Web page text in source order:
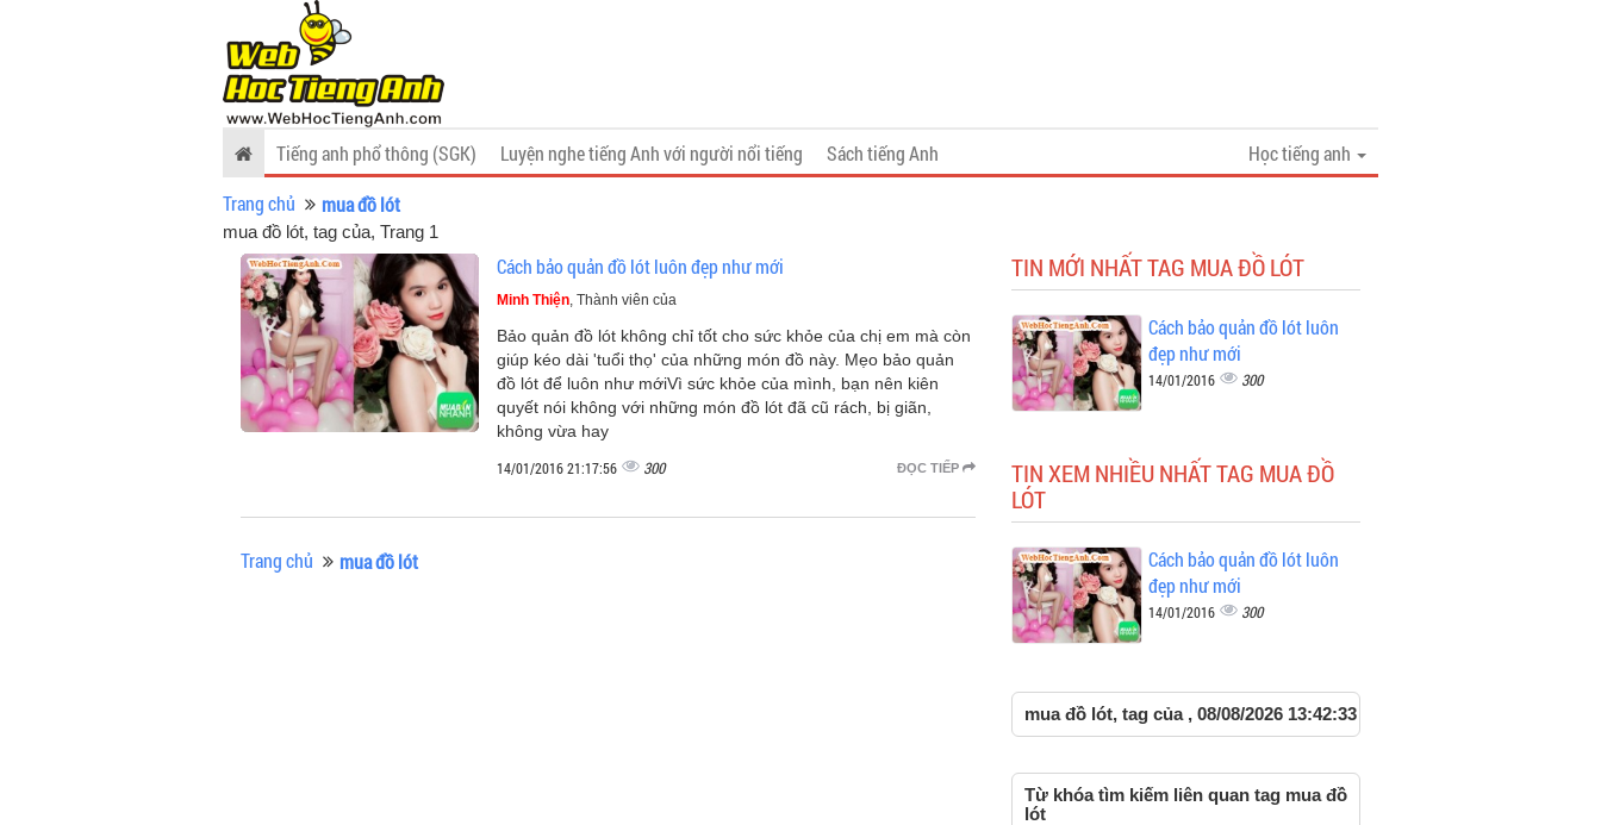
Tiếng anh phổ thông (SGK) Luyện nghe tiếng Anh với người nổi tiếng Sách tiếng Anh
Học tiếng anh
Trang chủ
mua đồ lót
mua đồ lót, tag của, Trang 1
Cách bảo quản đồ lót luôn đẹp như mới
Minh Thiện, Thành viên của
Bảo quản đồ lót không chỉ tốt cho sức khỏe của chị em mà còn
giúp kéo dài 'tuổi thọ' của những món đồ này. Mẹo bảo quản
đồ lót để luôn như mớiVì sức khỏe của mình, bạn nên kiên
quyết nói không với những món đồ lót đã cũ rách, bị giãn,
không vừa hay
ĐỌC TIẾP
14/01/2016 21:17:56 300
Trang chủ mua đồ lót
TIN MỚI NHẤT TAG MUA ĐỒ LÓT
Cách bảo quản đồ lót luôn
đẹp như mới
14/01/2016 300
TIN XEM NHIỀU NHẤT TAG MUA ĐỒ
LÓT
Cách bảo quản đồ lót luôn
đẹp như mới
14/01/2016 300
mua đồ lót, tag của , 08/08/2026 13:42:33
Từ khóa tìm kiếm liên quan tag mua đồ
lót